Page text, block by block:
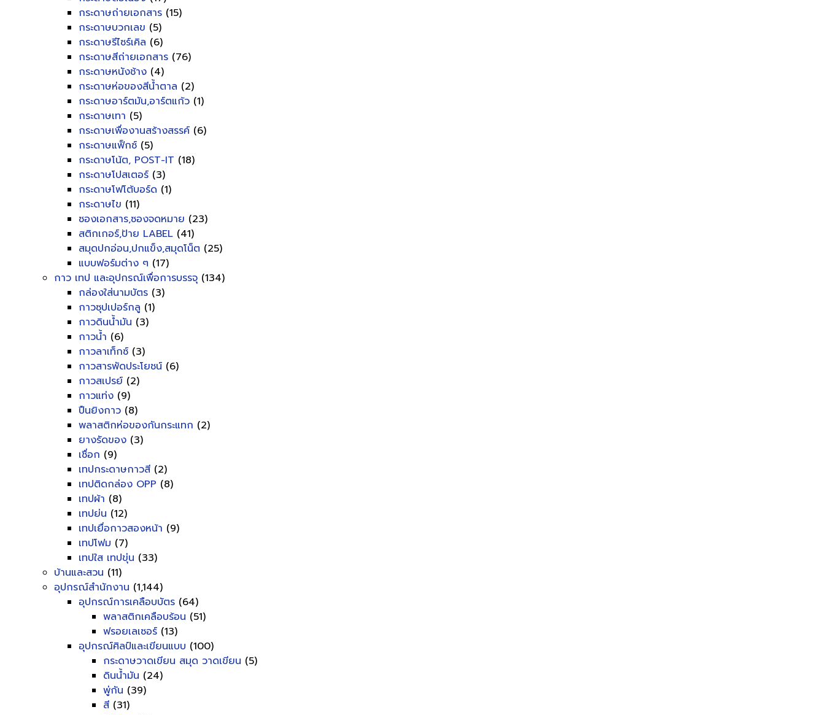
กระดาษถ่ายเอกสาร (15)
กระดาษบวกเลข (5)
กระดาษรีไซร์เคิล (6)
กระดาษสีถ่ายเอกสาร (76)
กระดาษหนังช้าง (4)
กระดาษห่อของสีน้ำตาล (2)
กระดาษอาร์ตมัน,อาร์ตแก้ว (1)
กระดาษเทา (5)
กระดาษเพื่องานสร้างสรรค์ (6)
กระดาษแฟ็กซ์ (5)
กระดาษโน้ต, POST-IT (18)
กระดาษโปสเตอร์ (3)
กระดาษโฟโต้บอร์ด (1)
กระดาษไข (11)
ซองเอกสาร,ซองจดหมาย (23)
สติกเกอร์,ป้าย LABEL (41)
สมุดปกอ่อน,ปกแข็ง,สมุดโน็ต (25)
แบบฟอร์มต่าง ๆ (17)
กาว เทป และอุปกรณ์เพื่อการบรรจุ (134)
กล่องใส่นามบัตร (3)
กาวซุปเปอร์กลู (1)
กาวดินน้ำมัน (3)
กาวน้ำ (6)
กาวลาเท็กซ์ (3)
กาวสารพัดประโยชน์ (6)
กาวสเปรย์ (2)
กาวแท่ง (9)
ปืนยิงกาว (8)
พลาสติกห่อของกันกระแทก (2)
ยางรัดของ (3)
เชื่อก (9)
เทปกระดาษกาวสี (2)
เทปติดกล่อง OPP (8)
เทปผ้า (8)
เทปย่น (12)
เทปเยื่อกาวสองหน้า (9)
เทปโฟม (7)
เทปใส เทปขุ่น (33)
บ้านและสวน (11)
อุปกรณ์สำนักงาน (1,144)
อุปกรณ์การเคลือบบัตร (64)
พลาสติกเคลือบร้อน (51)
ฟรอยเลเซอร์ (13)
อุปกรณ์ศิลป์และเขียนแบบ (100)
กระดาษวาดเขียน สมุด วาดเขียน (5)
ดินน้ำมัน (24)
พู่กัน (39)
สี (31)